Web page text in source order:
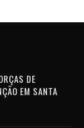
DE
EM SANTA